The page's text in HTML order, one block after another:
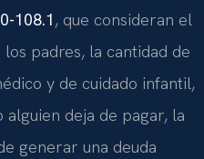
108.1, que consideran el
padres, la cantidad de
y de cuidado infantil,
deja de pagar, la
generar una deuda